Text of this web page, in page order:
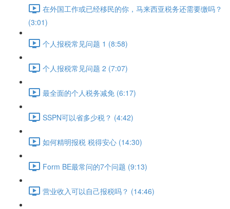
在外国工作或已经移民的你，马来西亚税务还需要缴吗？
(3:01)
个人报税常见问题 1 (8:58)
个人报税常见问题 2 (7:07)
最全面的个人税务减免 (6:17)
SSPN可以省多少税？ (4:42)
如何精明报税 税得安心 (14:30)
Form BE最常问的7个问题 (9:13)
营业收入可以自己报税吗？ (14:46)